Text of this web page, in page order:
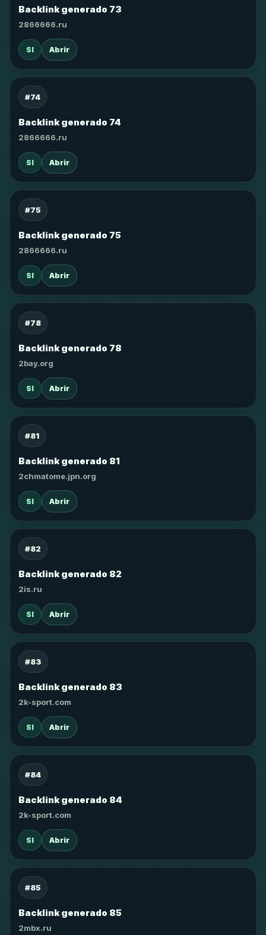
Backlink generado 73
2866666.ru
SI Abrir
#74
Backlink generado 74
2866666.ru
SI Abrir
#75
Backlink generado 75
2866666.ru
SI Abrir
#78
Backlink generado 78
2bay.org
SI Abrir
#81
Backlink generado 81
2chmatome.jpn.org
SI Abrir
#82
Backlink generado 82
2is.ru
SI Abrir
#83
Backlink generado 83
2k-sport.com
SI Abrir
#84
Backlink generado 84
2k-sport.com
SI Abrir
#85
Backlink generado 85
2mbx.ru